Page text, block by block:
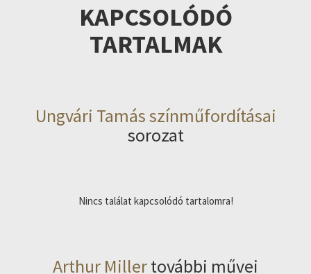
KAPCSOLÓDÓ
TARTALMAK
Ungvári Tamás színműfordításai
sorozat
Nincs találat kapcsolódó tartalomra!
Arthur Millertovábbi művei